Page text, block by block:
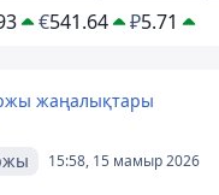
€541.64 ₽5.71
жаңалықтары
15:58, 15 мамыр 2026